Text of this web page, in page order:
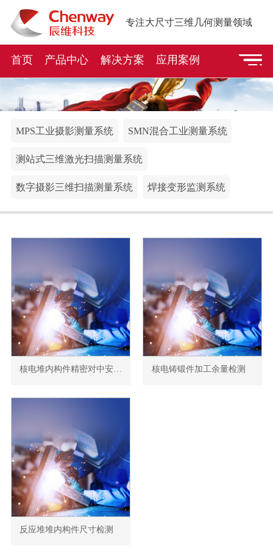
专注大尺寸三维几何测量领域
首页 产品中心 解决方案 应用案例
MPS工业摄影测量系统 SMN混合工业测量系统
测站式三维激光扫描测量系统
数字摄影三维扫描测量系统 焊接变形监测系统
核电堆内构件精密对中安装测量 核电铸锻件加工余量检测
反应堆堆内构件尺寸检测